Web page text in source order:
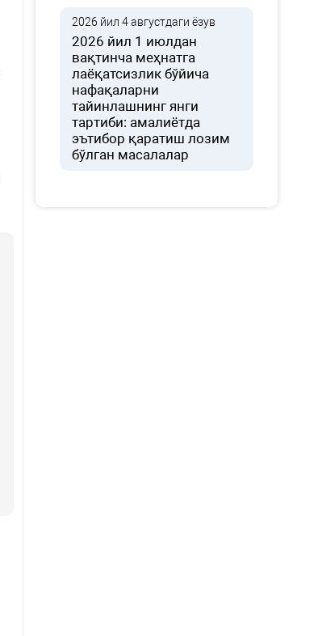
2026 йил 4 августдаги ёзув
2026 йил 1 июлдан
вақтинча меҳнатга
лаёқатсизлик бўйича
нафақаларни
тайинлашнинг янги
тартиби: амалиётда
эътибор қаратиш лозим
бўлган масалалар